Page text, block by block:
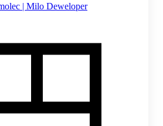
| Milo Deweloper